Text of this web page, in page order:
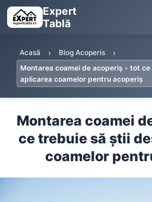
Expert
Tablă
Acasă
Blog Acoperis
Montarea coamei de acoperiș - tot
aplicarea coamelor pentru acoperiș
Montarea coamei
ce trebuie să știi
coamelor